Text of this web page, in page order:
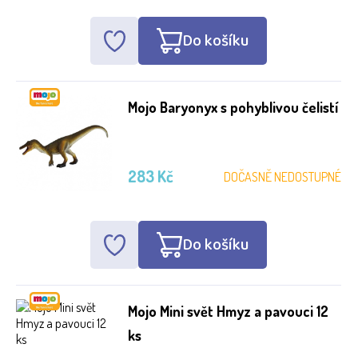
Do košíku
Mojo Baryonyx s pohyblivou čelistí
DOČASNĚ NEDOSTUPNÉ
283 Kč
Do košíku
Mojo Mini svět Hmyz a pavouci 12
ks